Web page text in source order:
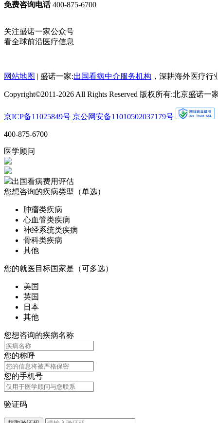
免费咨询电话 400-875-6700
关注盛诺一家公众号
看全球前沿医疗信息
网站地图 | 盛诺一家:出国看病中介服务机构 ，深耕海外医疗行
Copyright©2011-2026 All Rights Reserved 版权所有:北京盛诺一
京ICP备11025849号 京公网安备11010502037179号
400-875-6700
医学顾问
出国看病费用评估
您想咨询的疾病类型（单选）
肿瘤类疾病
心血管类疾病
神经系统类疾病
骨科类疾病
其他
您的就医目标国家是（可多选）
美国
英国
日本
其他
您想咨询的疾病名称
您的称呼
您的手机号
验证码